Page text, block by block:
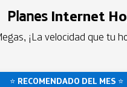
Planes Internet
¡La velocidad que tu
⭐ RECOMENDADO DEL MES ⭐